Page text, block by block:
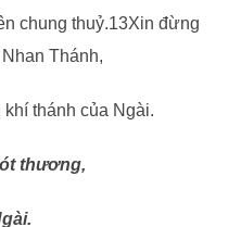
chung thuỷ.13Xin đừng
Thánh,
thánh của Ngài.
thương,